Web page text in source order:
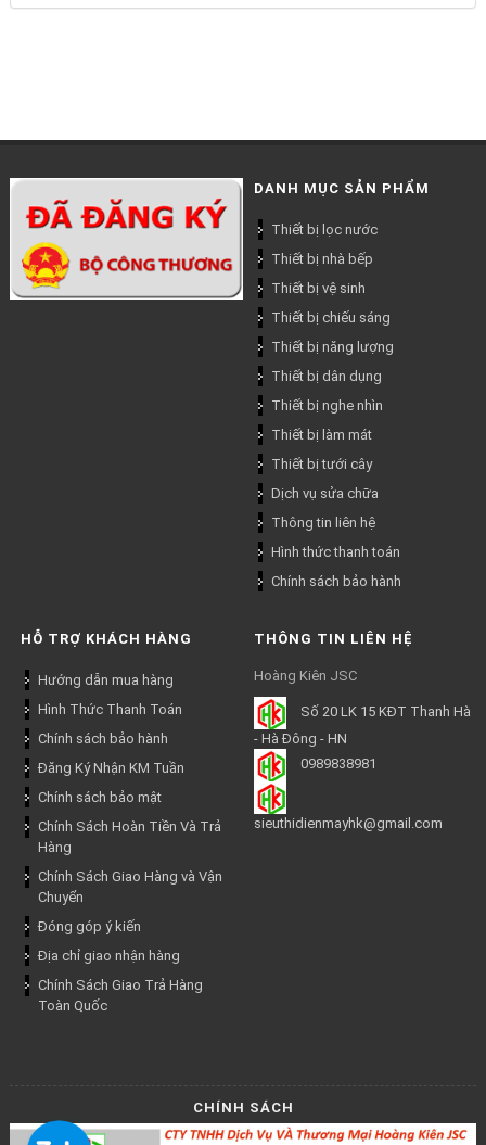
DANH MỤC SẢN PHẨM
Thiết bị lọc nước
Thiết bị nhà bếp
Thiết bị vệ sinh
Thiết bị chiếu sáng
Thiết bị năng lượng
Thiết bị dân dụng
Thiết bị nghe nhìn
Thiết bị làm mát
Thiết bị tưới cây
Dịch vụ sửa chữa
Thông tin liên hệ
Hình thức thanh toán
Chính sách bảo hành
HỖ TRỢ KHÁCH HÀNG
Hướng dẫn mua hàng
Hình Thức Thanh Toán
Chính sách bảo hành
Đăng Ký Nhận KM Tuần
Chính sách bảo mật
Chính Sách Hoàn Tiền Và Trả
Hàng
Chính Sách Giao Hàng và Vận
Chuyển
Đóng góp ý kiến
Địa chỉ giao nhận hàng
Chính Sách Giao Trả Hàng
Toàn Quốc
THÔNG TIN LIÊN HỆ
Hoàng Kiên JSC
Số 20 LK 15 KĐT Thanh Hà
- Hà Đông - HN
0989838981
sieuthidienmayhk@gmail.com
CHÍNH SÁCH